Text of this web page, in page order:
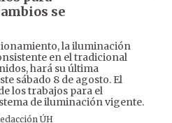
se
la iluminación
en el tradicional
hará su última
sábado 8 de agosto. El
los trabajos para el
de iluminación vigente.
ÚH